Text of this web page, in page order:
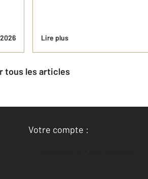
Lire plus
tous les articles
Votre compte :
Accéder à mon compte